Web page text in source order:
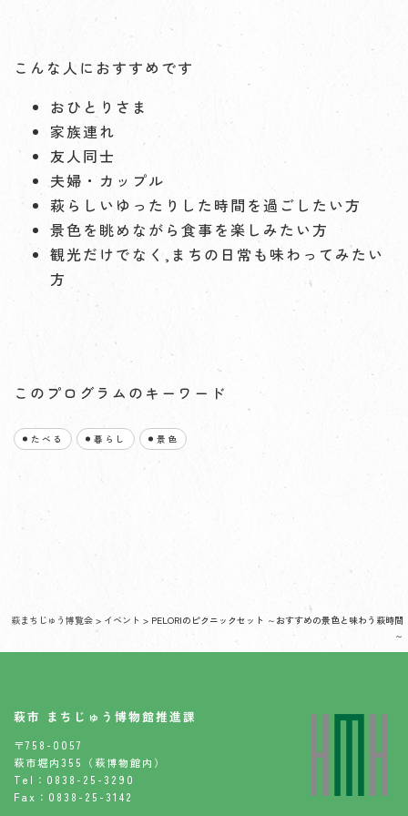
こんな人におすすめです
おひとりさま
家族連れ
友人同士
夫婦・カップル
萩らしいゆったりした時間を過ごしたい方
景色を眺めながら食事を楽しみたい方
観光だけでなく,まちの日常も味わってみたい
方
このプログラムのキーワード
たべる 暮らし 景色
萩まちじゅう博覧会 > イベント > PELORIのピクニックセット ～おすすめの景色と味わう萩時間
～
萩市 まちじゅう博物館推進課
〒758-0057
萩市堀内355（萩博物館内）
Tel：0838-25-3290
Fax：0838-25-3142